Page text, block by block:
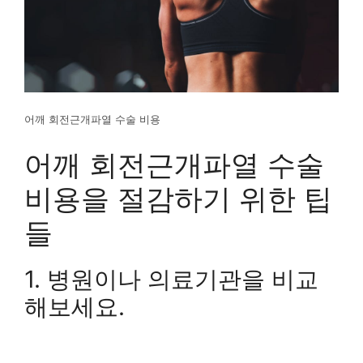
어깨 회전근개파열 수술 비용
어깨 회전근개파열 수술
비용을 절감하기 위한 팁
들
1. 병원이나 의료기관을 비교
해보세요.